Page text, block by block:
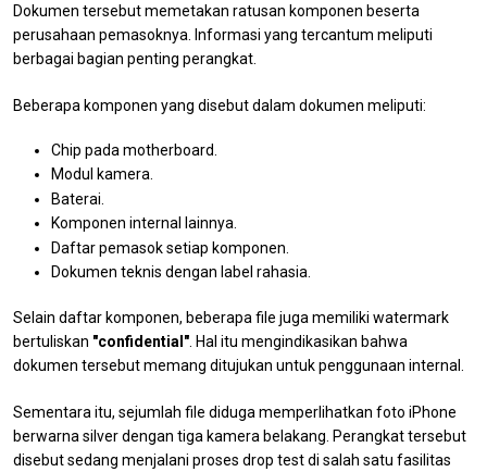
Dokumen tersebut memetakan ratusan komponen beserta
perusahaan pemasoknya. Informasi yang tercantum meliputi
berbagai bagian penting perangkat.
Beberapa komponen yang disebut dalam dokumen meliputi:
Chip pada motherboard.
Modul kamera.
Baterai.
Komponen internal lainnya.
Daftar pemasok setiap komponen.
Dokumen teknis dengan label rahasia.
Selain daftar komponen, beberapa file juga memiliki watermark
bertuliskan "confidential". Hal itu mengindikasikan bahwa
dokumen tersebut memang ditujukan untuk penggunaan internal.
Sementara itu, sejumlah file diduga memperlihatkan foto iPhone
berwarna silver dengan tiga kamera belakang. Perangkat tersebut
disebut sedang menjalani proses drop test di salah satu fasilitas